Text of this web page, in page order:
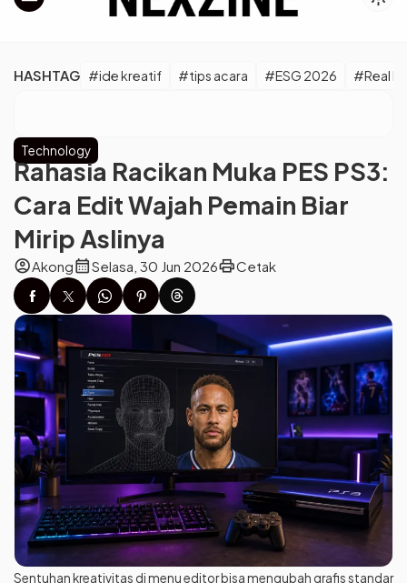
HASHTAG #ide kreatif #tips acara #ESG 2026 #Real
Technology
Rahasia Racikan Muka PES PS3:
Cara Edit Wajah Pemain Biar
Mirip Aslinya
account_circleAkongcalendar_monthSelasa, 30 Jun 2026printCetak
Sentuhan kreativitas di menu editor bisa mengubah grafis standar